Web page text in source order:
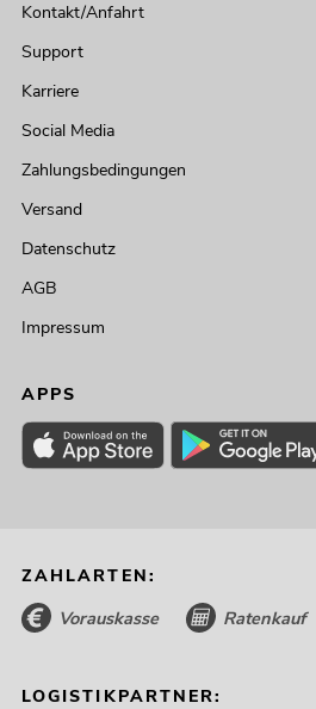
Kontakt/Anfahrt
Support
Karriere
Social Media
Zahlungsbedingungen
Versand
Datenschutz
AGB
Impressum
APPS
ZAHLARTEN:
Vorauskasse Ratenkauf
LOGISTIKPARTNER: